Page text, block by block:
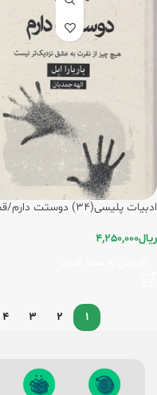
ادبیات پلیسی(34) دوستت دارم/قطره
ریال4,250,000
1
2
3
4